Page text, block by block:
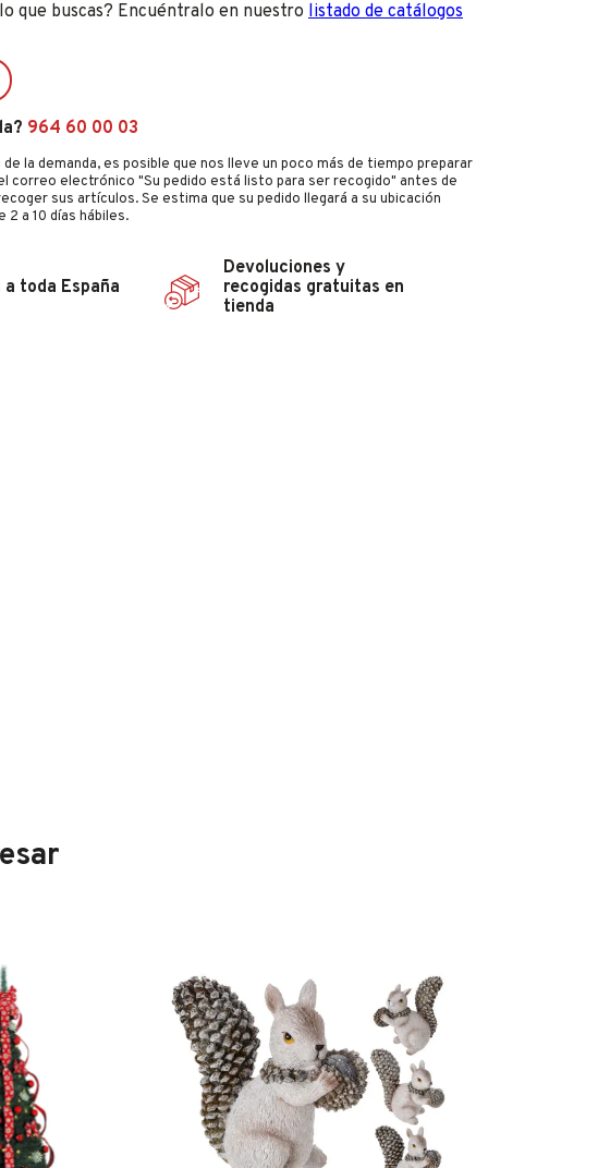
que buscas? Encuéntralo en nuestro listado de catálogos
964 60 00 03
la demanda, es posible que nos lleve un poco más de tiempo preparar
correo electrónico "Su pedido está listo para ser recogido" antes de
sus artículos. Se estima que su pedido llegará a su ubicación
a 10 días hábiles.
a toda España
Devoluciones y
recogidas gratuitas en
tienda